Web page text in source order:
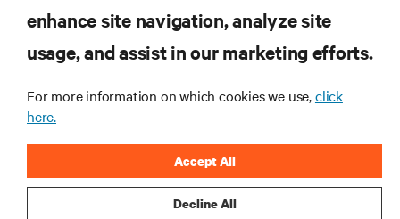
enhance site navigation, analyze site
usage, and assist in our marketing efforts.
For more information on which cookies we use,click
here.
Decline All
Accept All